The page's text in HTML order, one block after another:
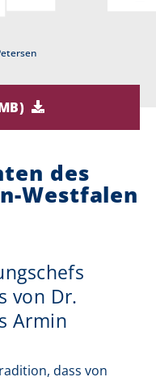
des
Westfalen
von Dr.
Armin
dass von